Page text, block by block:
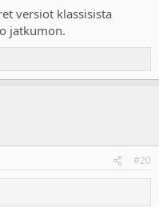
perusteella siihen
versiot klassisista
jatkumon.
#20